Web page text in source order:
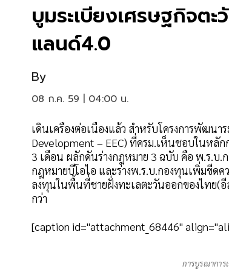
บูมระเบียงเศรษฐกิจต
แลนด์4.0
By
08 ก.ค. 59 | 04:00 น.
เดินเครื่องต่อเนื่องแล้ว สำหรับโครงการพัฒน
Development – EEC) ที่ครม.เห็นชอบในหลั
3 เดือน ผลักดันร่างกฎหมาย 3 ฉบับ คือ พ.ร.บ
กฎหมายบีโอไอ และร่างพ.ร.บ.กองทุนเพิ่มขีดค
ลงทุนในพื้นที่ชายฝั่งทะเลตะวันออกของไทย(
กว่า
[caption id="attachment_68446"
การบูรณาการ